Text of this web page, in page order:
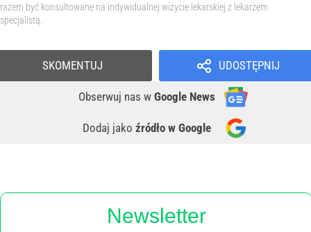
razem być konsultowane na indywidualnej wizycie lekarskiej z lekarzem
specjalistą.
UDOSTĘPNIJ
Obserwuj nas w Google News
Dodaj jako źródło w Google
SKOMENTUJ
Newsletter